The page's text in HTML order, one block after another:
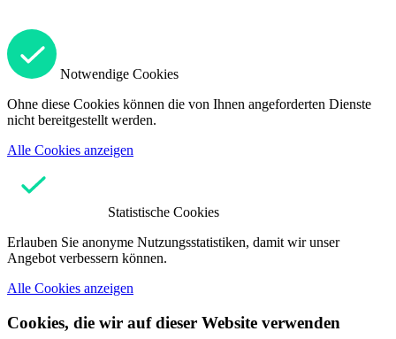
Notwendige Cookies
Ohne diese Cookies können die von Ihnen angeforderten Dienste
nicht bereitgestellt werden.
Alle Cookies anzeigen
Statistische Cookies
Erlauben Sie anonyme Nutzungsstatistiken, damit wir unser
Angebot verbessern können.
Alle Cookies anzeigen
Cookies, die wir auf dieser Website verwenden